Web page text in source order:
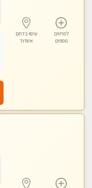
לפרטים
נוספים
עיסוי בדרום
אשדוד